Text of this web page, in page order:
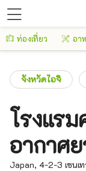
ท่องเที่ยว อา
จังหวัดไอจิ
โรงแร
อากาศ
Japan, 4-2-3 เซนเ